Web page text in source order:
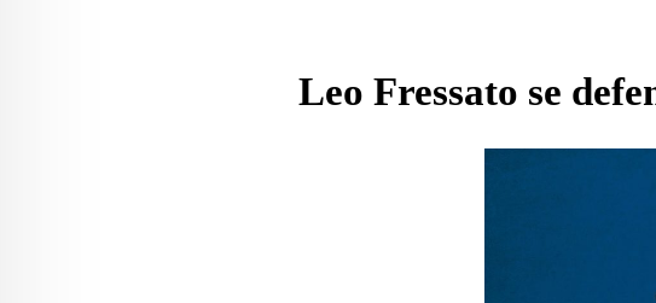
Leo Fressato se